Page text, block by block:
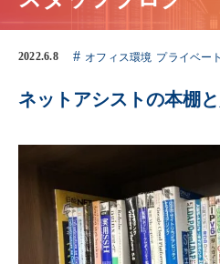
2022.6.8 オフィス環境 プライベー
ネットアシストの本棚